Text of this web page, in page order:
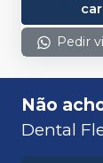
Pedir
Não
Dental